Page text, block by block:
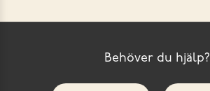
Behöver du hjälp?